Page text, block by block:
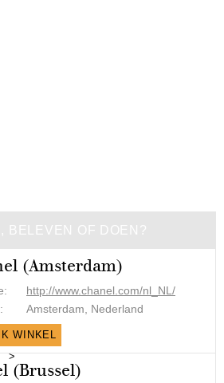
BELEVEN OF DOEN?
(Amsterdam)
http://www.chanel.com/nl_NL/
Amsterdam, Nederland
WINKEL
>
(Brussel)